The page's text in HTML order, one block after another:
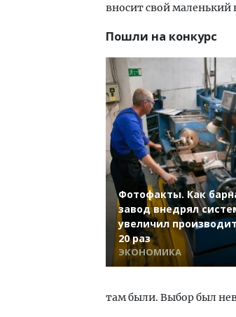
вносит свой маленький
Пошли на конкурс
Фотофакты. Как
завод внедрял
увеличил
20 раз
ЭКОНОМИКА
там были. Выбор был